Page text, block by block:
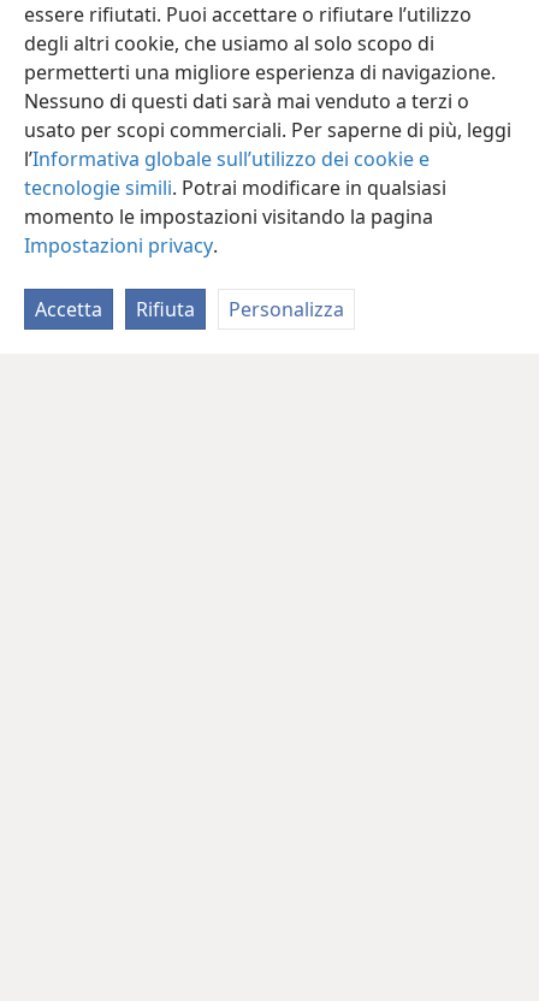
essere rifiutati. Puoi accettare o rifiutare l’utilizzo
degli altri cookie, che usiamo al solo scopo di
permetterti una migliore esperienza di navigazione.
Nessuno di questi dati sarà mai venduto a terzi o
usato per scopi commerciali. Per saperne di più, leggi
l’Informativa globale sull’utilizzo dei cookie e
tecnologie simili. Potrai modificare in qualsiasi
momento le impostazioni visitando la pagina
Impostazioni privacy.
Accetta Rifiuta Personalizza